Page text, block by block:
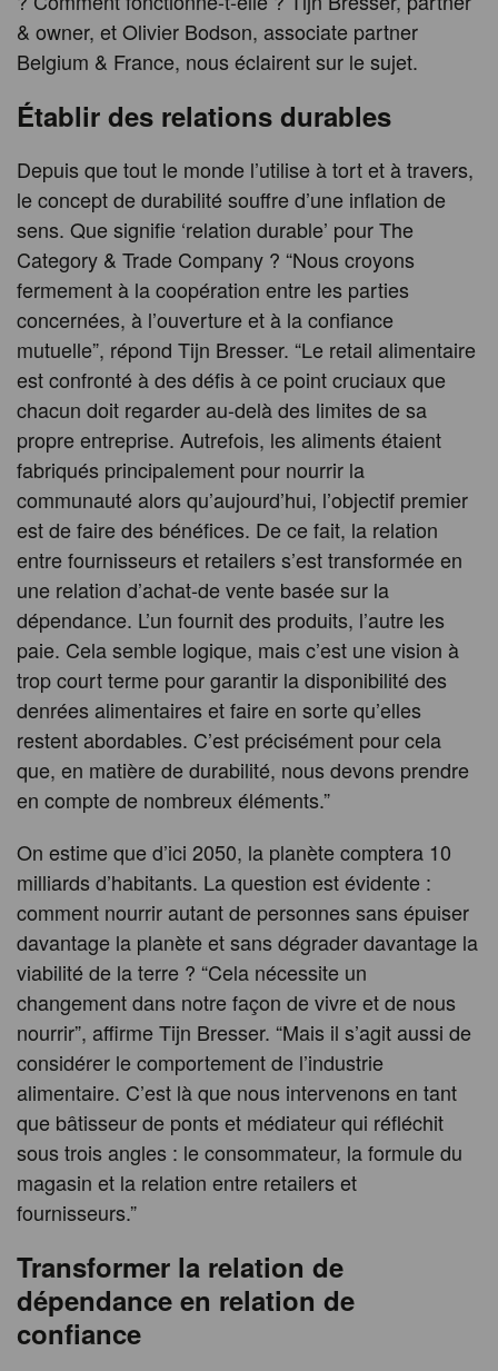
& owner, et Olivier Bodson, associate partner
Belgium & France, nous éclairent sur le sujet.
Établir des relations durables
Depuis que tout le monde l’utilise à tort et à travers,
le concept de durabilité souffre d’une inflation de
sens. Que signifie ‘relation durable’ pour The
Category & Trade Company ? “Nous croyons
fermement à la coopération entre les parties
concernées, à l’ouverture et à la confiance
mutuelle”, répond Tijn Bresser. “Le retail alimentaire
est confronté à des défis à ce point cruciaux que
chacun doit regarder au-delà des limites de sa
propre entreprise. Autrefois, les aliments étaient
fabriqués principalement pour nourrir la
communauté alors qu’aujourd’hui, l’objectif premier
est de faire des bénéfices. De ce fait, la relation
entre fournisseurs et retailers s’est transformée en
une relation d’achat-de vente basée sur la
dépendance. L’un fournit des produits, l’autre les
paie. Cela semble logique, mais c’est une vision à
trop court terme pour garantir la disponibilité des
denrées alimentaires et faire en sorte qu’elles
restent abordables. C’est précisément pour cela
que, en matière de durabilité, nous devons prendre
en compte de nombreux éléments.”
On estime que d’ici 2050, la planète comptera 10
milliards d’habitants. La question est évidente :
comment nourrir autant de personnes sans épuiser
davantage la planète et sans dégrader davantage la
viabilité de la terre ? “Cela nécessite un
changement dans notre façon de vivre et de nous
nourrir”, affirme Tijn Bresser. “Mais il s’agit aussi de
considérer le comportement de l’industrie
alimentaire. C’est là que nous intervenons en tant
que bâtisseur de ponts et médiateur qui réfléchit
sous trois angles : le consommateur, la formule du
magasin et la relation entre retailers et
fournisseurs.”
Transformer la relation de
dépendance en relation de
confiance